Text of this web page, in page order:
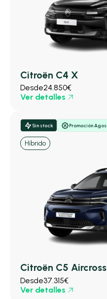
Citroën C4 X
Desde24.850€
Ver detalles
Sin stock Promoción
Híbrido
Citroën C5
Desde37.315€
Ver detalles